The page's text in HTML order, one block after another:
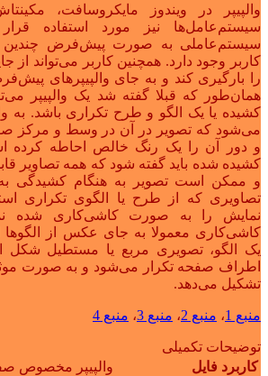
والپیپر در ویندوز مایکروسافت،
سیستم‌عامل‌ها نیز مورد استفاده
سیستم‌عاملی به صورت پیش‌فرض چندین
کاربر وجود دارد. همچنین کاربر می‌تواند از
را بارگیری کند و به جای والپیپرهای
همان‌طور که قبلا گفته شد یک والپیپر
کشیده یا یک الگو و طرح تکراری باشد. به
می‌شود که تصویر در آن در وسط و مرکز
و دور آن را یک رنگ خالص احاطه کرده
کشیده شده باید گفته شود که همه تصاویر
و ممکن است تصویر به هنگام کشیدگی
تصاویری که از طرح یا الگوی تکراری
نمایش را به صورت کاشی‌کاری شده
کاشی‌کاری معمولا به جای عکس از الگوها
یک الگو، تصویری مربع یا مستطیل
اطراف صفحه تکرار می‌شود و به صورت
تشکیل می‌دهد.
منبع 1 ، منبع 2 ، منبع 3 ، منبع 4
توضیحات تکمیلی
کاربرد فایل
والپیپر مخصوص